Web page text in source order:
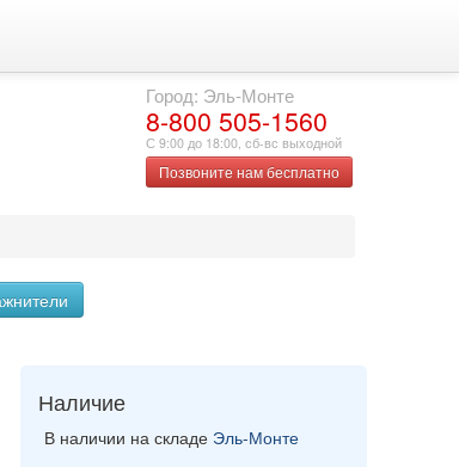
Город: Эль-Монте
8-800 505-1560
С 9:00 до 18:00, сб-вс выходной
Позвоните нам бесплатно
Наличие
В наличии на складе Эль-Монте